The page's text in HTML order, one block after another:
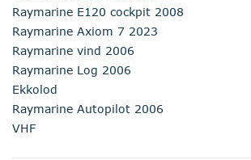
Raymarine E120 cockpit 2008
Raymarine Axiom 7 2023
Raymarine vind 2006
Raymarine Log 2006
Ekkolod
Raymarine Autopilot 2006
VHF